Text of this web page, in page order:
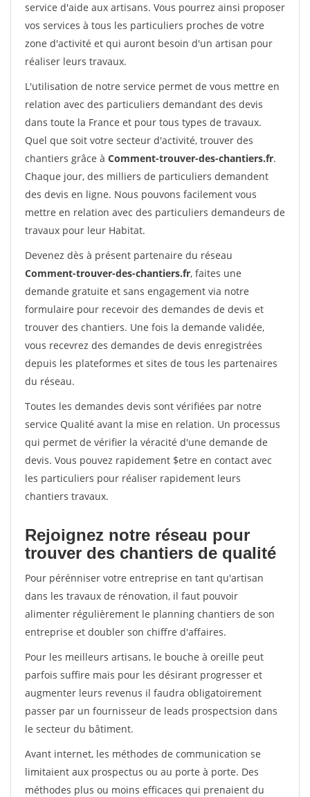
service d'aide aux artisans. Vous pourrez ainsi proposer
vos services à tous les particuliers proches de votre
zone d'activité et qui auront besoin d'un artisan pour
réaliser leurs travaux.
L'utilisation de notre service permet de vous mettre en
relation avec des particuliers demandant des devis
dans toute la France et pour tous types de travaux.
Quel que soit votre secteur d'activité, trouver des
chantiers grâce à Comment-trouver-des-chantiers.fr.
Chaque jour, des milliers de particuliers demandent
des devis en ligne. Nous pouvons facilement vous
mettre en relation avec des particuliers demandeurs de
travaux pour leur Habitat.
Devenez dès à présent partenaire du réseau
Comment-trouver-des-chantiers.fr, faites une
demande gratuite et sans engagement via notre
formulaire pour recevoir des demandes de devis et
trouver des chantiers. Une fois la demande validée,
vous recevrez des demandes de devis enregistrées
depuis les plateformes et sites de tous les partenaires
du réseau.
Toutes les demandes devis sont vérifiées par notre
service Qualité avant la mise en relation. Un processus
qui permet de vérifier la véracité d'une demande de
devis. Vous pouvez rapidement $etre en contact avec
les particuliers pour réaliser rapidement leurs
chantiers travaux.
Rejoignez notre réseau pour
trouver des chantiers de qualité
Pour pérénniser votre entreprise en tant qu'artisan
dans les travaux de rénovation, il faut pouvoir
alimenter régulièrement le planning chantiers de son
entreprise et doubler son chiffre d'affaires.
Pour les meilleurs artisans, le bouche à oreille peut
parfois suffire mais pour les désirant progresser et
augmenter leurs revenus il faudra obligatoirement
passer par un fournisseur de leads prospectsion dans
le secteur du bâtiment.
Avant internet, les méthodes de communication se
limitaient aux prospectus ou au porte à porte. Des
méthodes plus ou moins efficaces qui prenaient du